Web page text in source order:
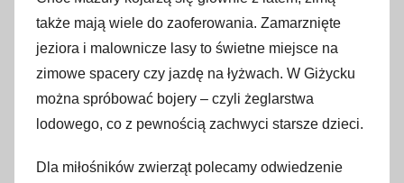
także mają wiele do zaoferowania. Zamarznięte
jeziora i malownicze lasy to świetne miejsce na
zimowe spacery czy jazdę na łyżwach. W Giżycku
można spróbować bojery – czyli żeglarstwa
lodowego, co z pewnością zachwyci starsze dzieci.
Dla miłośników zwierząt polecamy odwiedzenie